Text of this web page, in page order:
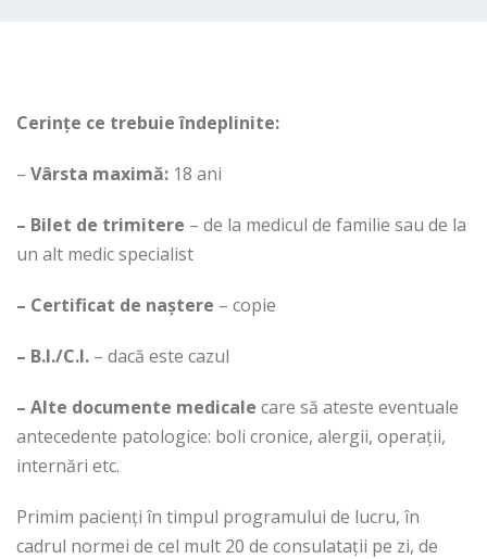
Cerințe ce trebuie îndeplinite:
– Vârsta maximă: 18 ani
– Bilet de trimitere – de la medicul de familie sau de la
un alt medic specialist
– Certificat de naștere – copie
– B.I./C.I. – dacă este cazul
– Alte documente medicale care să ateste eventuale
antecedente patologice: boli cronice, alergii, operații,
internări etc.
Primim pacienți în timpul programului de lucru, în
cadrul normei de cel mult 20 de consulatații pe zi, de